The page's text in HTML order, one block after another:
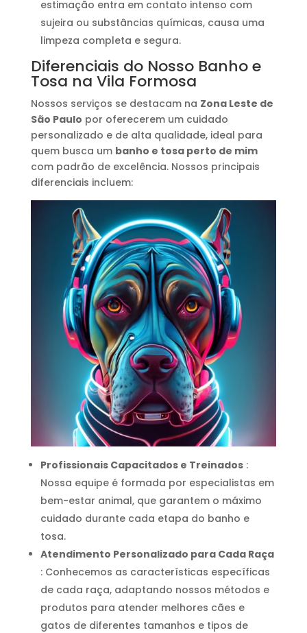
estimação entra em contato intenso com
sujeira ou substâncias químicas, causa uma
limpeza completa e segura.
Diferenciais do Nosso Banho e
Tosa na Vila Formosa
Nossos serviços se destacam na Zona Leste de
São Paulo por oferecerem um cuidado
personalizado e de alta qualidade, ideal para
quem busca um banho e tosa perto de mim
com padrão de excelência. Nossos principais
diferenciais incluem:
Profissionais Capacitados e Treinados:
Nossa equipe é formada por especialistas em
bem-estar animal, que garantem o máximo
cuidado durante cada etapa do banho e
tosa.
Atendimento Personalizado para Cada Raça
: Conhecemos as características específicas
de cada raça, adaptando nossos métodos e
produtos para atender melhores cães e
gatos de diferentes tamanhos e tipos de